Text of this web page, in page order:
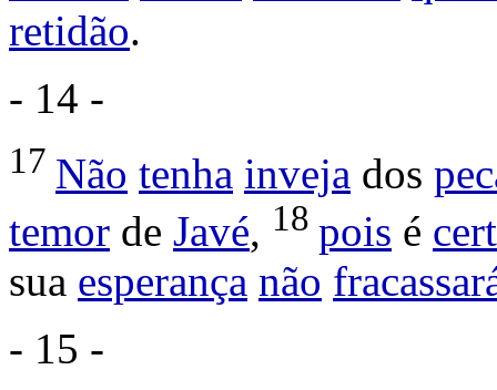
retidão.
- 14 -
17 Não tenha inveja dos
temor de Javé, 18 pois é
sua esperança não
- 15 -